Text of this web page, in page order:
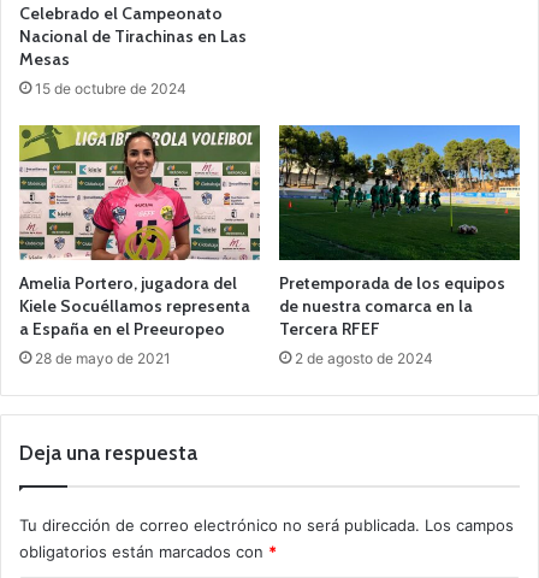
Celebrado el Campeonato
Nacional de Tirachinas en Las
Mesas
15 de octubre de 2024
Amelia Portero, jugadora del
Kiele Socuéllamos representa
a España en el Preeuropeo
28 de mayo de 2021
Pretemporada de los equipos
de nuestra comarca en la
Tercera RFEF
2 de agosto de 2024
Deja una respuesta
Tu dirección de correo electrónico no será publicada. Los campos
obligatorios están marcados con *